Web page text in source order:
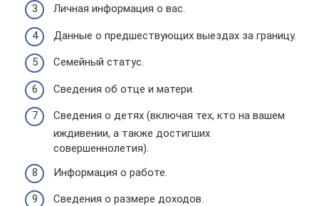
Личная информация о вас.
Данные о предшествующих выездах за границу.
Семейный статус.
Сведения об отце и матери.
Сведения о детях (включая тех, кто на вашем
иждивении, а также достигших
совершеннолетия).
Информация о работе.
Сведения о размере доходов.